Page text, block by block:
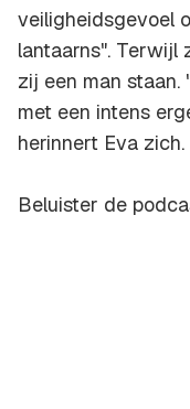
veiligheidsgevoel
lantaarns". Terwijl
zij een man
met een intens
herinnert Eva zich.
Beluister de